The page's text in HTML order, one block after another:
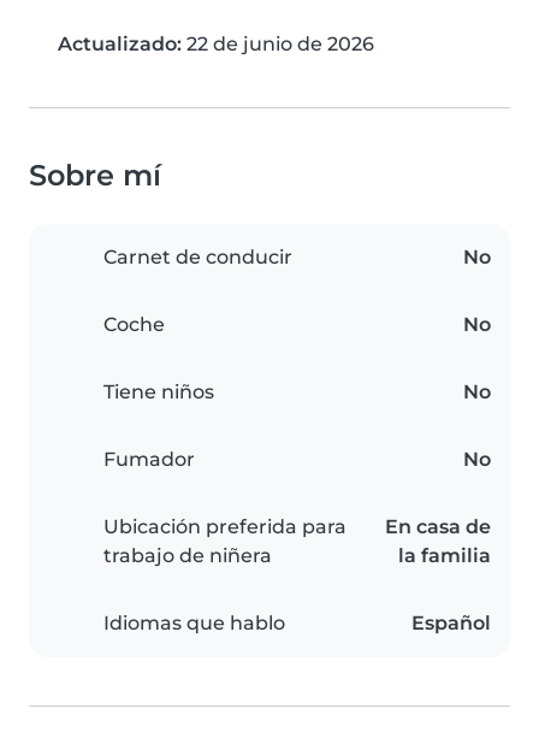
Actualizado: 22 de junio de 2026
Sobre mí
Carnet de conducir No
Coche No
Tiene niños No
Fumador No
Ubicación preferida para
trabajo de niñera
En casa de
la familia
Idiomas que hablo Español